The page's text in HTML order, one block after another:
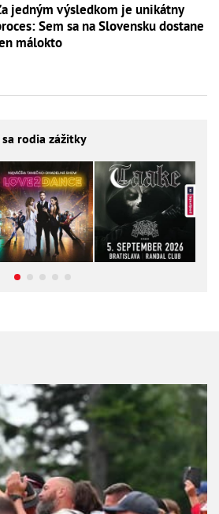
jedným výsledkom je unikátny
Sem sa na Slovensku dostane
málokto
sa rodia zážitky